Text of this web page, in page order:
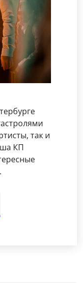
так и
КП